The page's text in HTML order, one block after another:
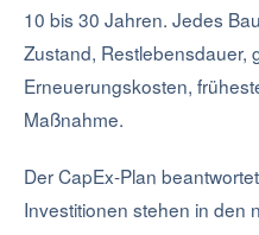
10 bis 30 Jahren. Jedes
Zustand, Restlebensdauer,
Erneuerungskosten,
Maßnahme.
Der CapEx-Plan
Investitionen stehen in den